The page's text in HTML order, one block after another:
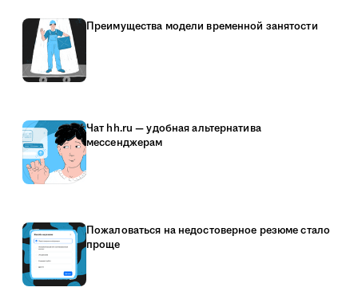
Преимущества модели временной занятости
Чат hh.ru — удобная альтернатива
мессенджерам
Пожаловаться на недостоверное резюме стало
проще